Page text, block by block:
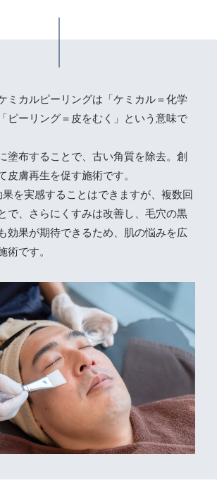
ミカルピーリングは「ケミカル＝化学
ピーリング＝皮をむく」という意味で
塗布することで、古い角質を除去。創
皮膚再生を促す施術です。
を実感することはできますが、複数回
で、さらにくすみは改善し、毛穴の黒
効果が期待できるため、肌の悩みを広
術です。